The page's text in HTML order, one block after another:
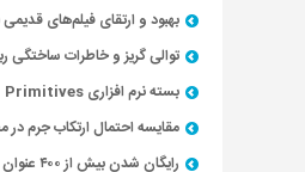
بهبود و ارتقای فیلم‌های
توالی گریز و خاطرات ساختگی
بسته نرم افزاری Primitives
مقایسه احتمال ارتکاب جرم در
رایگان